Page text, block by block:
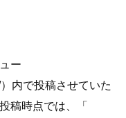
ー
内で投稿させていた
稿時点では、「